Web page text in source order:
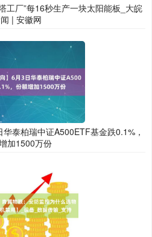
工厂”每16秒生产一块太阳能板_大皖
| 安徽网
泰柏瑞中证A500ETF基金跌0.1%，
加1500万份